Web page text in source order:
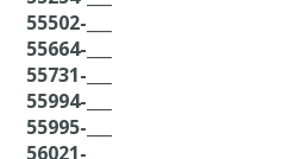
55502-___
55664-___
55731-___
55994-___
55995-___
56021-___